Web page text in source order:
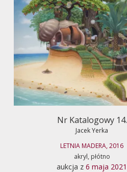
Nr Katalogowy 14.
Jacek Yerka
LETNIA MADERA, 2016
akryl, płótno
aukcja z 6 maja 2021